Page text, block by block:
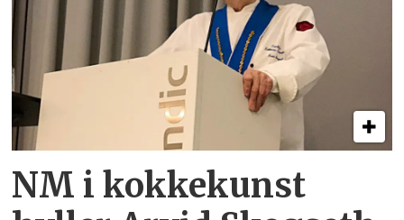
NM i kokkekunst